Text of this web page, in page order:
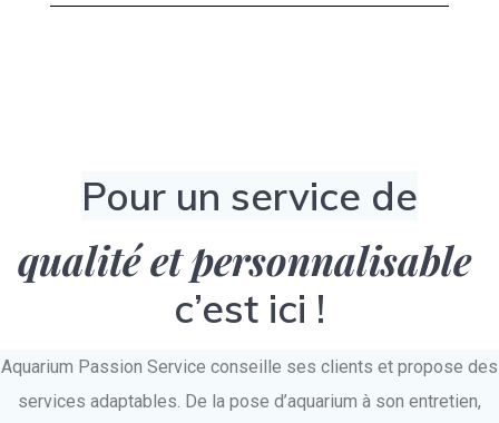
Pour un service de
qualité et personnalisable
c’est ici !
Aquarium Passion Service conseille ses clients et propose des
services adaptables. De la pose d’aquarium à son entretien,